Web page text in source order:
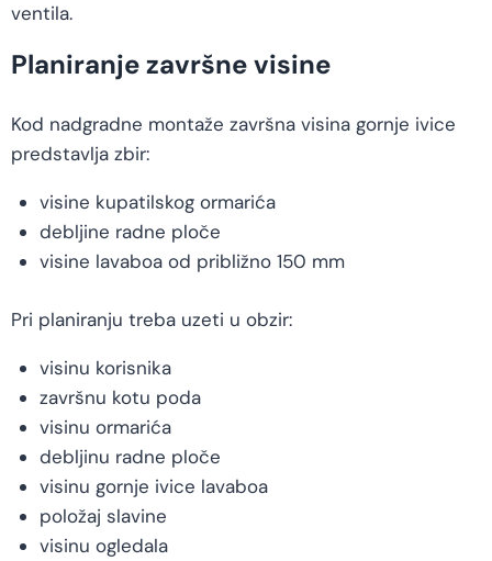
ventila.
Planiranje završne visine
Kod nadgradne montaže završna visina gornje ivice
predstavlja zbir:
visine kupatilskog ormarića
debljine radne ploče
visine lavaboa od približno 150 mm
Pri planiranju treba uzeti u obzir:
visinu korisnika
završnu kotu poda
visinu ormarića
debljinu radne ploče
visinu gornje ivice lavaboa
položaj slavine
visinu ogledala